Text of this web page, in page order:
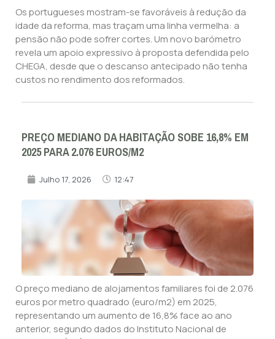
Os portugueses mostram-se favoráveis à redução da
idade da reforma, mas traçam uma linha vermelha: a
pensão não pode sofrer cortes. Um novo barómetro
revela um apoio expressivo à proposta defendida pelo
CHEGA, desde que o descanso antecipado não tenha
custos no rendimento dos reformados.
PREÇO MEDIANO DA HABITAÇÃO SOBE 16,8% EM
2025 PARA 2.076 EUROS/M2
Julho 17, 2026 12:47
O preço mediano de alojamentos familiares foi de 2.076
euros por metro quadrado (euro/m2) em 2025,
representando um aumento de 16,8% face ao ano
anterior, segundo dados do Instituto Nacional de